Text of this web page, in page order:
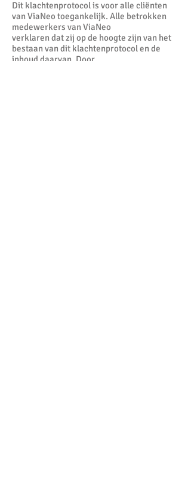
Dit klachtenprotocol is voor alle cliënten
van ViaNeo toegankelijk. Alle betrokken
medewerkers van ViaNeo
verklaren dat zij op de hoogte zijn van het
bestaan van dit klachtenprotocol en de
inhoud daarvan. Door